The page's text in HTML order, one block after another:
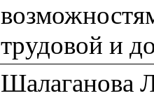
трудовой и
Шалаганова